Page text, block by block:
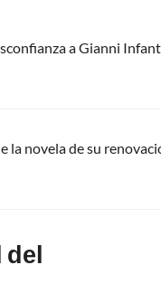
a Gianni
la novela de su
del